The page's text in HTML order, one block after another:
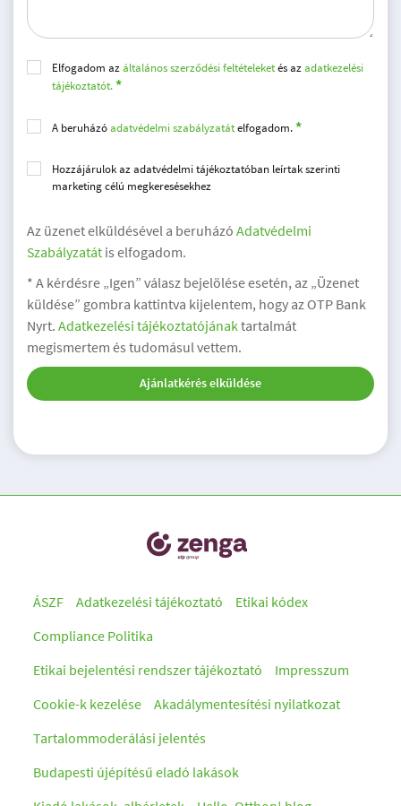
Elfogadom azáltalános szerződési feltételeketés azadatkezelési
tájékoztatót.
A beruházóadatvédelmi szabályzatátelfogadom.
Hozzájárulok az adatvédelmi tájékoztatóban leírtak szerinti
marketing célú megkeresésekhez
Az üzenet elküldésével a beruházó Adatvédelmi
Szabályzatát is elfogadom.
* A kérdésre „Igen” válasz bejelölése esetén, az „Üzenet
küldése” gombra kattintva kijelentem, hogy az OTP Bank
Nyrt. Adatkezelési tájékoztatójánaktartalmát
megismertem és tudomásul vettem.
Ajánlatkérés elküldése
ÁSZF Adatkezelési tájékoztató
Etikai kódex
Compliance Politika
Etikai bejelentési rendszer tájékoztató
Impresszum
Cookie-k kezelése
Akadálymentesítési nyilatkozat
Tartalommoderálási jelentés
Budapesti újépítésű eladó lakások